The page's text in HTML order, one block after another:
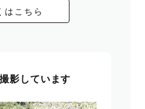
はこちら
影しています